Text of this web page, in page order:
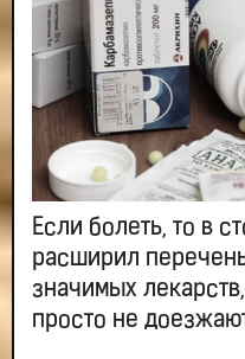
Если болеть, то в
расширил
значимых
просто не